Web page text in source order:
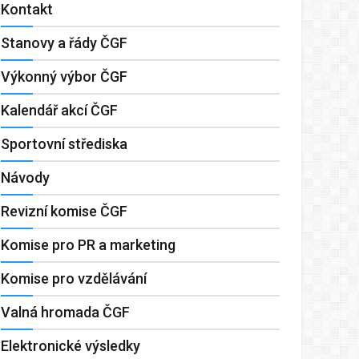
Kontakt
Stanovy a řády ČGF
Výkonný výbor ČGF
Kalendář akcí ČGF
Sportovní střediska
Návody
Revizní komise ČGF
Komise pro PR a marketing
Komise pro vzdělávání
Valná hromada ČGF
Elektronické výsledky